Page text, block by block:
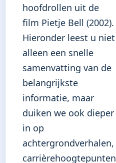
hoofdrollen uit de
film Pietje Bell (2002).
Hieronder leest u niet
alleen een snelle
samenvatting van de
belangrijkste
informatie, maar
duiken we ook dieper
in op
achtergrondverhalen,
carrièrehoogtepunten